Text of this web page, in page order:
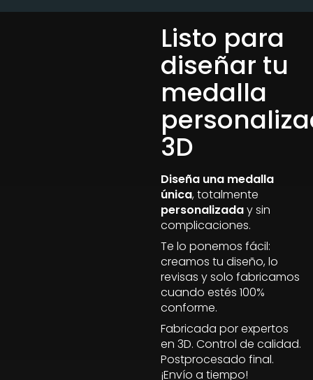
Listo para
diseñar tu
medalla
3D
Diseña una medalla
única, totalmente
personalizaday sin
complicaciones.
Te lo ponemos fácil:
creamos tu diseño, lo
revisas y solo fabricamos
cuando estés 100%
conforme.
Fabricada por expertos
en 3D. Control de calidad.
Postprocesado final.
¡Envío a tiempo!